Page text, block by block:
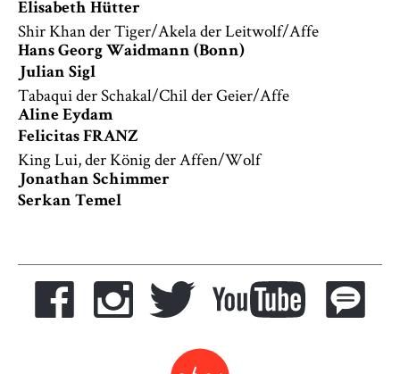
Elisabeth Hütter
Shir Khan der Tiger/Akela der Leitwolf/Affe
Hans Georg Waidmann (Bonn)
Julian Sigl
Tabaqui der Schakal/Chil der Geier/Affe
Aline Eydam
Felicitas FRANZ
King Lui, der König der Affen/Wolf
Jonathan Schimmer
Serkan Temel